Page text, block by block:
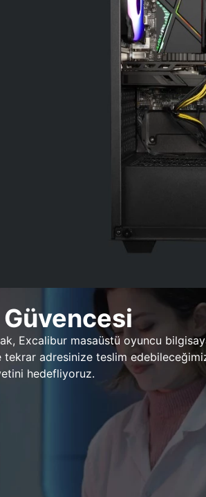
Excalibur masaüstü oyuncu
adresinize teslim
hedefliyoruz.